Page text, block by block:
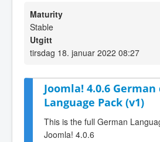
Maturity
Stable
Utgitt
tirsdag 18. januar 2022 08:27
Joomla! 4.0.6 German
Language Pack (v1)
This is the full German
Joomla! 4.0.6